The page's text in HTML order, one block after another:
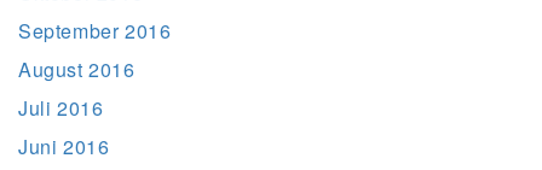
September 2016
August 2016
Juli 2016
Juni 2016